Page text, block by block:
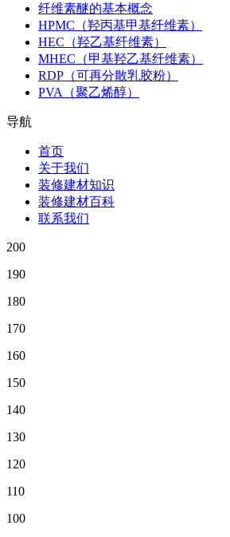
纤维素醚的基本概念
HPMC（羟丙基甲基纤维素）
HEC（羟乙基纤维素）
MHEC（甲基羟乙基纤维素）
RDP（可再分散乳胶粉）
PVA（聚乙烯醇）
导航
首页
关于我们
装修建材知识
装修建材百科
联系我们
200
190
180
170
160
150
140
130
120
110
100